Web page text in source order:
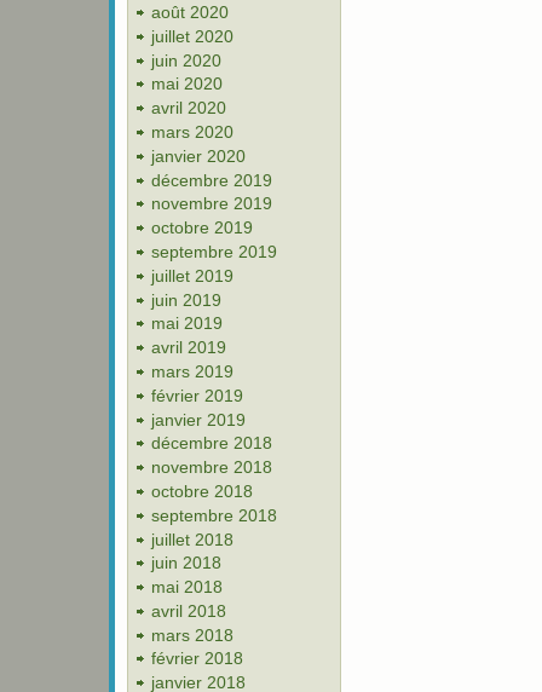
août 2020
juillet 2020
juin 2020
mai 2020
avril 2020
mars 2020
janvier 2020
décembre 2019
novembre 2019
octobre 2019
septembre 2019
juillet 2019
juin 2019
mai 2019
avril 2019
mars 2019
février 2019
janvier 2019
décembre 2018
novembre 2018
octobre 2018
septembre 2018
juillet 2018
juin 2018
mai 2018
avril 2018
mars 2018
février 2018
janvier 2018